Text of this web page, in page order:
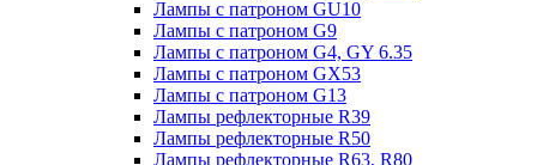
Лампы с патроном GU10
Лампы с патроном G9
Лампы с патроном G4, GY 6.35
Лампы с патроном GX53
Лампы с патроном G13
Лампы рефлекторные R39
Лампы рефлекторные R50
Лампы рефлекторные R63, R80